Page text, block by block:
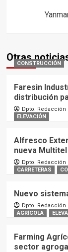
Otras
CONSTRUCCIÓN
Faresin
distribución
Dpto. Redacción
ELEVACIÓN
Alfresco
nueva
Dpto. Redacción
CARRETERAS
Nuevo
Dpto. Redacción
AGRÍCOLA
Farming
sector